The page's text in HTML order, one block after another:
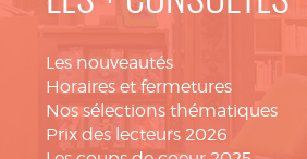
Les nouveautés
Horaires et fermetures
Nos sélections thématiques
Prix des lecteurs 2026